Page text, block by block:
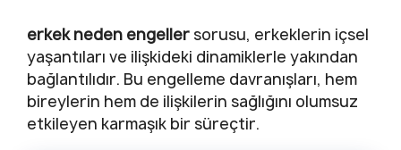
erkek neden engeller sorusu, erkeklerin içsel
yaşantıları ve ilişkideki dinamiklerle yakından
bağlantılıdır. Bu engelleme davranışları, hem
bireylerin hem de ilişkilerin sağlığını olumsuz
etkileyen karmaşık bir süreçtir.